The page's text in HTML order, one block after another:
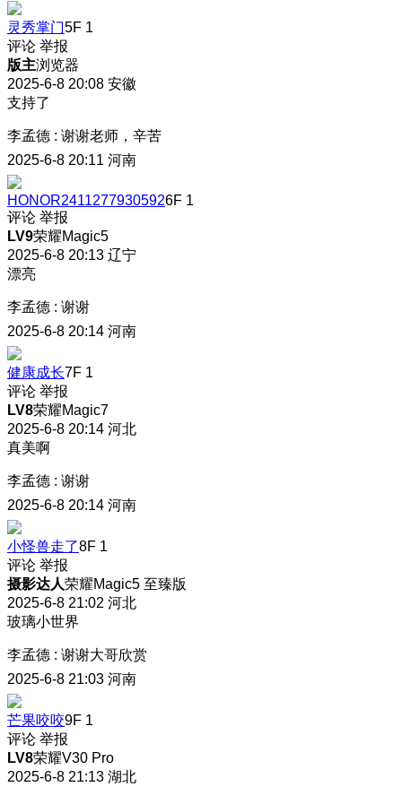
灵秀掌门5F 1
评论 举报
版主浏览器
2025-6-8 20:08 安徽
支持了
李孟德 : 谢谢老师，辛苦
2025-6-8 20:11 河南
HONOR24112779305926F 1
评论 举报
LV9荣耀Magic5
2025-6-8 20:13 辽宁
漂亮
李孟德 : 谢谢
2025-6-8 20:14 河南
健康成长7F 1
评论 举报
LV8荣耀Magic7
2025-6-8 20:14 河北
真美啊
李孟德 : 谢谢
2025-6-8 20:14 河南
小怪兽走了8F 1
评论 举报
摄影达人荣耀Magic5 至臻版
2025-6-8 21:02 河北
玻璃小世界
李孟德 : 谢谢大哥欣赏
2025-6-8 21:03 河南
芒果咬咬9F 1
评论 举报
LV8荣耀V30 Pro
2025-6-8 21:13 湖北